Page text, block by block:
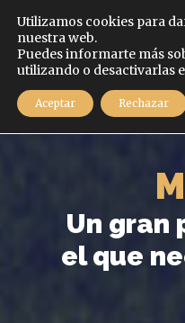
Un gran
el que
Utilizamos cookies para
nuestra web.
Puedes informarte más
utilizando o desactivarlas
Aceptar Rechazar